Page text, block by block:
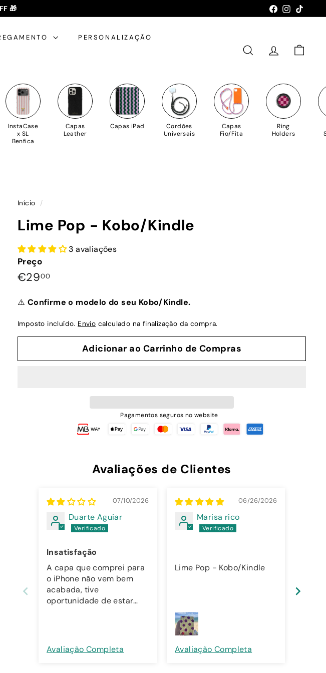
| +50€ 🇪🇺
🎁 Facebook
Instagram
PERSONALIZAÇÃO
PESQUISAR
CONTA
InstaCase
x SL
Benfica
Capas
Leather
Capas iPad
Cordões
Universais
Capas
Fio/Fita
Ring
Holders
Início /
Lime Pop - Kobo/Kindle
3 avaliações
Preço
Preço
€2900€29,00
⚠️ Confirme o modelo do seu Kobo/Kindle.
Imposto incluído. Envio calculado na finalização da compra.
Adicionar ao Carrinho de Compras
Pagamentos seguros no website
Avaliações de Clientes
07/10/2026
Duarte Aguiar
Insatisfação
A capa que comprei para
o iPhone não vem bem
acabada, tive
oportunidade de estar
parece que corta,
enquanto as outras são
Avaliação Completa
06/26/2026
Marisa rico
Lime Pop - Kobo/Kindle
Avaliação Completa